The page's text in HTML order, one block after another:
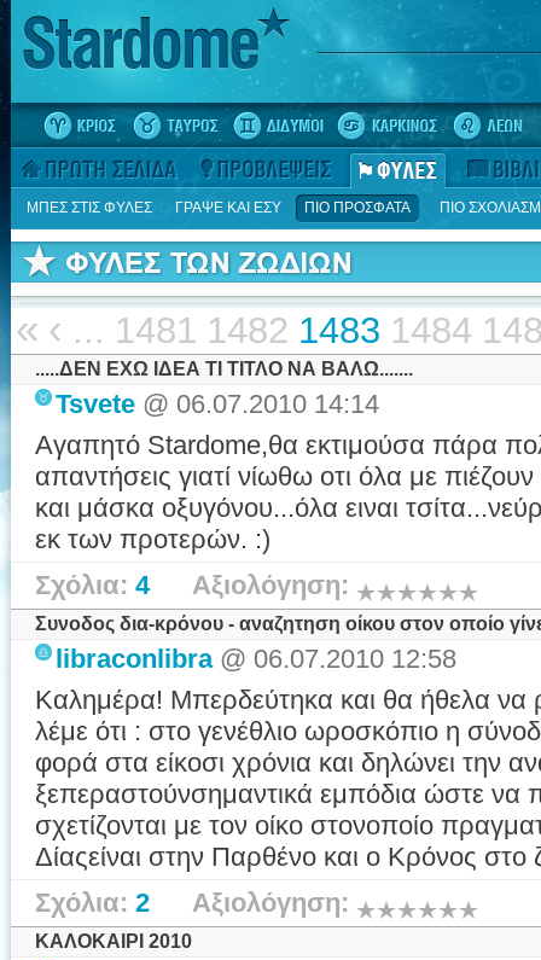
ΜΠΕΣ ΣΤΙΣ ΦΥΛΕΣ ΓΡΑΨΕ ΚΑΙ ΕΣΥ ΠΙΟ ΠΡΟΣΦΑΤΑ ΠΙΟ
« ‹ ... 1481 1482 1483 1484
.....ΔΕΝ ΕΧΩ ΙΔΕΑ ΤΙ ΤΙΤΛΟ ΝΑ ΒΑΛΩ.......
Tsvete @ 06.07.2010 14:14
Αγαπητό Stardome,θα εκτιμούσα πάρα
απαντήσεις γιατί νίωθω οτι όλα με
και μάσκα οξυγόνου...όλα ειναι
εκ των προτερών. :)
Σχόλια: 4Αξιολόγηση:
Συνοδος δια-κρόνου - αναζητηση οίκου στον οποίο
libraconlibra@ 06.07.2010 12:58
Καλημέρα! Μπερδεύτηκα και θα ήθελα
λέμε ότι : στο γενέθλιο ωροσκόπιο η
φορά στα είκοσι χρόνια και δηλώνει την
ξεπεραστούνσημαντικά εμπόδια ώστε
σχετίζονται με τον οίκο στονοποίο
Δίαςείναι στην Παρθένο και ο Κρόνος
Σχόλια: 2 Αξιολόγηση:
ΚΑΛΟΚΑΙΡΙ 2010